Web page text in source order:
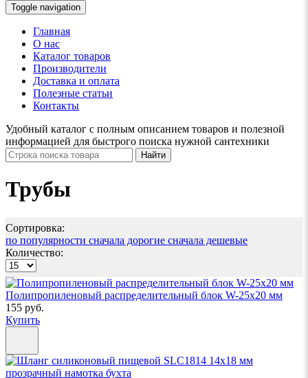
Toggle navigation
Главная
О нас
Каталог товаров
Производители
Доставка и оплата
Полезные статьи
Контакты
Удобный каталог с полным описанием товаров и полезной
информацией для быстрого поиска нужной сантехники
Трубы
Сортировка:
по популярности сначала дорогие сначала дешевые
Количество:
Полипропиленовый распределительный блок W-25х20 мм
155 руб.
Купить